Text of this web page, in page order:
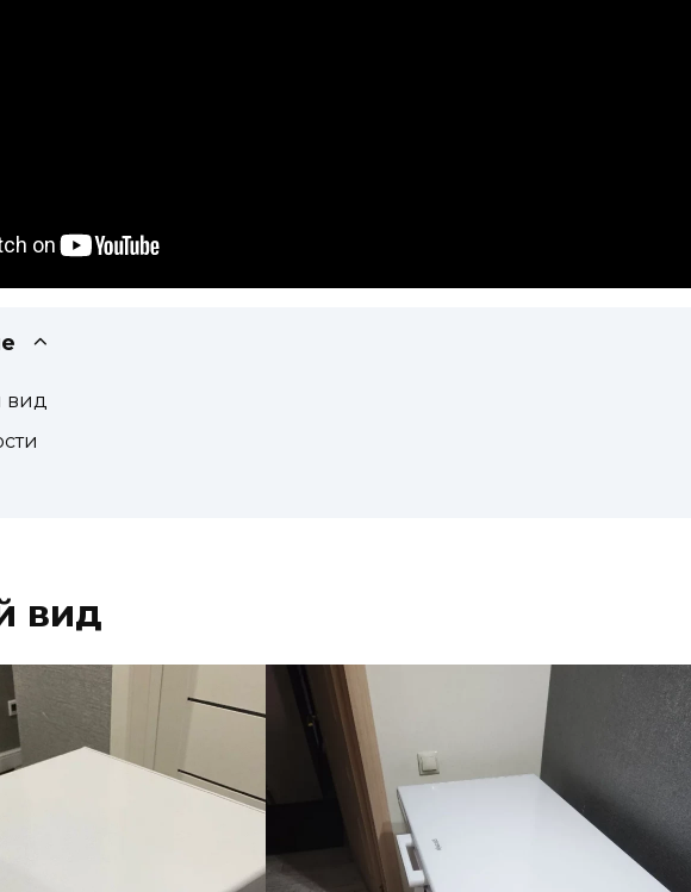
вид
вид